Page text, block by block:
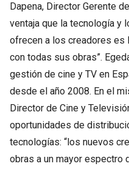
Dapena, Director Gerente
ventaja que la tecnología y
ofrecen a los creadores es
con todas sus obras”.
gestión de cine y TV en
desde el año 2008. En el
Director de Cine y
oportunidades de
tecnologías: “los nuevos
obras a un mayor espectro